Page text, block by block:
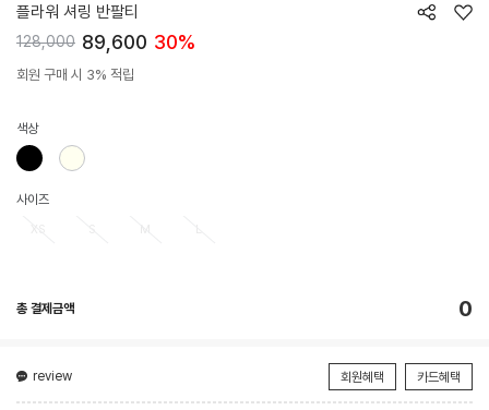
플라워 셔링 반팔티
128,000 89,600 30%
회원 구매 시 3% 적립
색상
사이즈
총 결제금액 0
review 회원혜택 카드혜택